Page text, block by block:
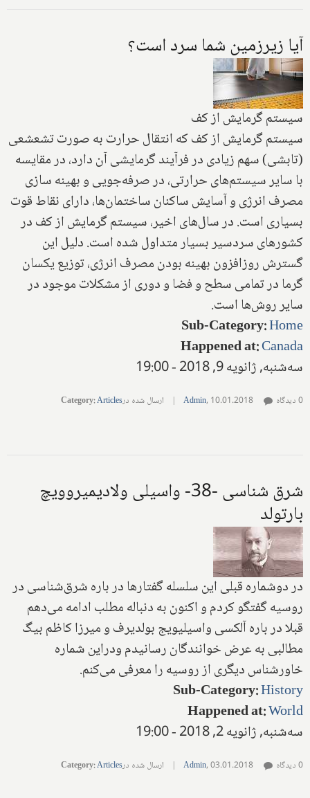
آیا زیرزمین شما سرد است؟
سیستم گرمایش از کف
سیستم گرمایش از کف كه انتقال حرارت به صورت تشعشعی
(تابشی) سهم زيادی در فرآيند گرمايشی آن دارد، در مقايسه
با ساير سيستم‌های حرارتی، در صرفه‌جويی و بهينه سازی
مصرف انرژی و آسايش ساكنان ساختمان‌ها، دارای نقاط قوت
بسياری است. در سال‌های اخير، سيستم گرمايش از كف در
كشورهای سرد‌سیر بسيار متداول شده است. دليل اين
گسترش روز‌افزون بهينه بودن مصرف انرژی، توزيع يكسان
گرما در تمامی سطح و فضا و دوری از مشكلات موجود در
ساير روش‌ها است.
Sub-Category:Home
Happened at:Canada
سه‌شنبه, ژانویه 9, 2018 - 19:00
Admin, 10.01.2018
| ارسال شده در Category:Articles 0 دیدگاه
شرق شناسی -38- واسیلی ولادیمیروویچ
بارتولد
در دوشماره قبلی این سلسله گفتارها در باره شرق‌شناسی در
روسیه گفتگو کردم و اکنون به دنباله مطلب ادامه می‌دهم
قبلا در باره‌ آلکسی واسیلیویج بولدیرف و میرزا کاظم بیگ
مطالبی به عرض خوانندگان رسانیدم ودراین شماره
خاورشناس دیگری از روسیه را معرفی می‌کنم‌.
Sub-Category:History
Happened at:World
سه‌شنبه, ژانویه 2, 2018 - 19:00
Admin,03.01.2018
| ارسال شده در Category:Articles 0 دیدگاه